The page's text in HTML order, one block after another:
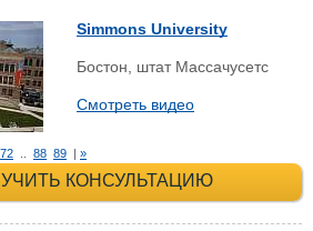
Simmons University
Бостон, штат Массачусетс
Смотреть видео
72 88 89 | »
КОНСУЛЬТАЦИЮ
+7 (495) 660-35-